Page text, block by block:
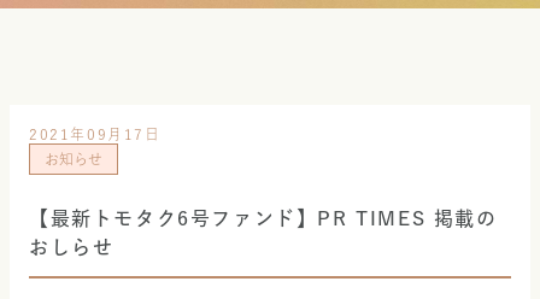
2021年09月17日
お知らせ
【最新トモタク6号ファンド】PR TIMES 掲載の
おしらせ